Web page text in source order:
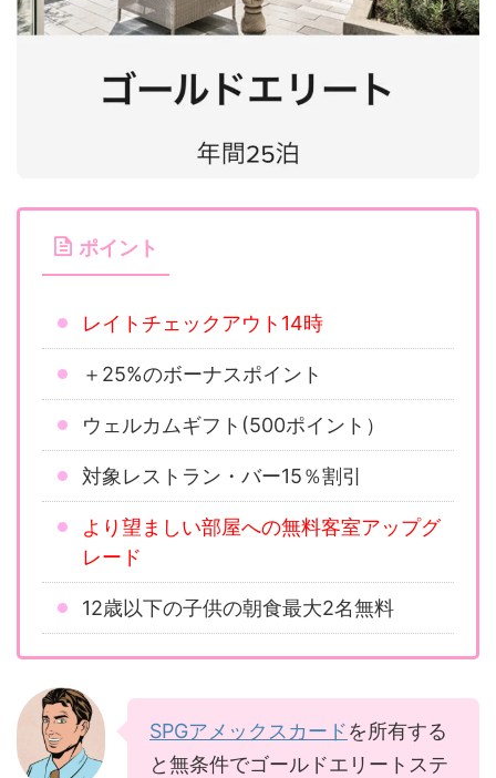
ポイント
レイトチェックアウト14時
＋25%のボーナスポイント
ウェルカムギフト(500ポイント）
対象レストラン・バー15％割引
より望ましい部屋への無料客室アップグ
レード
12歳以下の子供の朝食最大2名無料
SPGアメックスカードを所有する
と無条件でゴールドエリートステ